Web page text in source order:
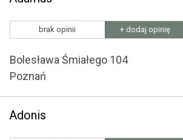
brak opinii + dodaj opinię
Bolesława Śmiałego 104
Poznań
Adonis